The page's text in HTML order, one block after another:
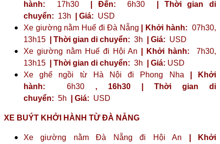
hành: 17h30 | Đến: 6h30
| Thời gian di
chuyển: 13h | Giá: USD
Xe giường nằm Huế đi Đà Nẵng
| Khởi hành: 07h30,
13h15
| Thời gian di chuyển: 3h | Giá: USD
Xe giường nằm Huế đi Hội An
| Khởi hành: 7h30,
13h15
| Thời gian di chuyển: 3h | Giá: USD
Xe ghế ngồi từ Hà Nội đi Phong Nha
| Khởi
hành: 6h30 , 16h30
| Thời gian di
chuyển: 5h | Giá: USD
XE BUÝT KHỞI HÀNH TỪ ĐÀ NẴNG
Xe giường nằm Đà Nẵng đi Hội An
| Khởi